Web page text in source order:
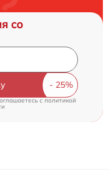
со
c политикой